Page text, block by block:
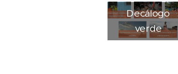
Decálogo
verde